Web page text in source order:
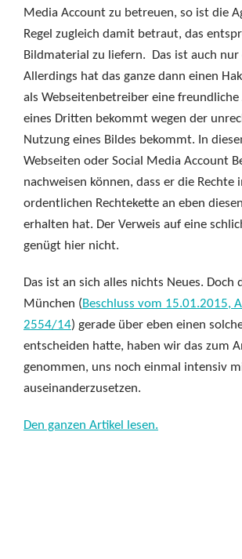
Media Account zu betreuen, so ist die
Regel zugleich damit betraut, das
Bildmaterial zu liefern. Das ist auch nur
Allerdings hat das ganze dann einen
als Webseitenbetreiber eine
eines Dritten bekommt wegen der
Nutzung eines Bildes bekommt. In
Webseiten oder Social Media Account
nachweisen können, dass er die Rechte
ordentlichen Rechtekette an eben
erhalten hat. Der Verweis auf eine
genügt hier nicht.
Das ist an sich alles nichts Neues. Doch
München (Beschluss vom 15.01.2015,
2554/14) gerade über eben einen
entscheiden hatte, haben wir das zum
genommen, uns noch einmal intensiv
auseinanderzusetzen.
Den ganzen Artikel lesen.